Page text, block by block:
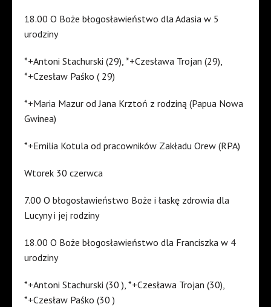
18.00 O Boże błogosławieństwo dla Adasia w 5
urodziny
*+Antoni Stachurski (29), *+Czesława Trojan (29),
*+Czesław Paśko ( 29)
*+Maria Mazur od Jana Krztoń z rodziną (Papua Nowa
Gwinea)
*+Emilia Kotula od pracowników Zakładu Orew (RPA)
Wtorek 30 czerwca
7.00 O błogosławieństwo Boże i łaskę zdrowia dla
Lucyny i jej rodziny
18.00 O Boże błogosławieństwo dla Franciszka w 4
urodziny
*+Antoni Stachurski (30 ), *+Czesława Trojan (30),
*+Czesław Paśko (30 )